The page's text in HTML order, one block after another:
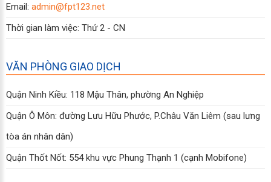
Email: admin@fpt123.net
Thời gian làm việc: Thứ 2 - CN
VĂN PHÒNG GIAO DỊCH
Quận Ninh Kiều: 118 Mậu Thân, phường An Nghiệp
Quận Ô Môn: đường Lưu Hữu Phước, P.Châu Văn Liêm (sau lưng
tòa án nhân dân)
Quận Thốt Nốt: 554 khu vực Phung Thạnh 1 (cạnh Mobifone)